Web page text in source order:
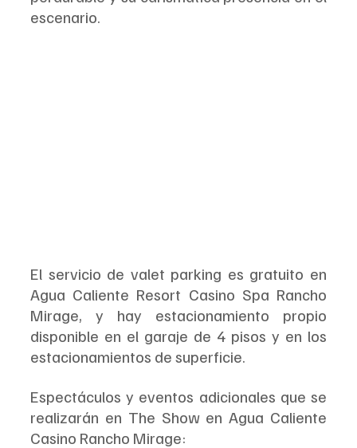
escenario.
El servicio de valet parking es gratuito en
Agua Caliente Resort Casino Spa Rancho
Mirage, y hay estacionamiento propio
disponible en el garaje de 4 pisos y en los
estacionamientos de superficie.
Espectáculos y eventos adicionales que se
realizarán en The Show en Agua Caliente
Casino Rancho Mirage: